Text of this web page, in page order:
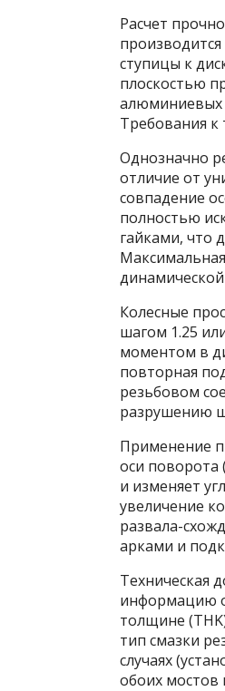
Расчет
ступицы к
плоскостью
алюминиевых
Требования к
Однозначно
отличие от
совпадение
полностью
гайками, что
Колесные
шагом 1.25
моментом в
повторная
резьбовом
разрушению
Применение
оси поворота
и изменяет
увеличение
развала-
арками и
Техническая
информацию
толщине
тип смазки
случаях
обоих мостов